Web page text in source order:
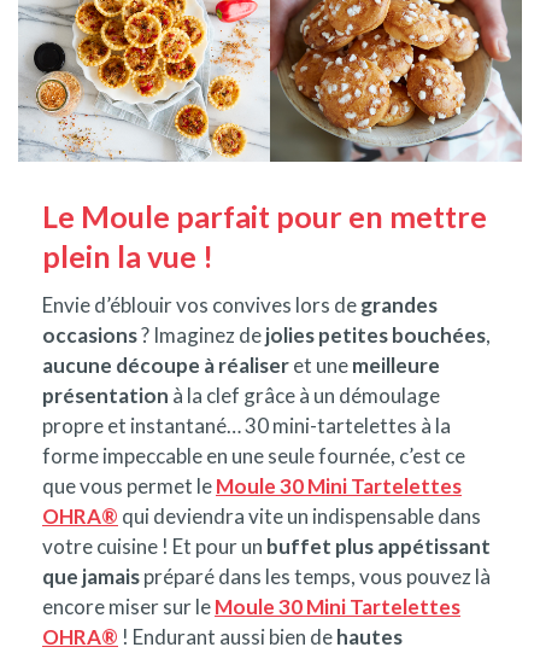
Le Moule parfait pour en mettre
plein la vue !
Envie d’éblouir vos convives lors degrandes
occasions? Imaginez dejolies petites bouchées,
aucune découpe à réaliseret unemeilleure
présentation à la clef grâce à un démoulage
propre et instantané… 30 mini-tartelettes à la
forme impeccable en une seule fournée, c’est ce
que vous permet leMoule 30 Mini Tartelettes
OHRA® qui deviendra vite un indispensable dans
votre cuisine ! Et pour un buffet plus appétissant
que jamaispréparé dans les temps, vous pouvez là
encore miser sur leMoule 30 Mini Tartelettes
OHRA® ! Endurant aussi bien dehautes